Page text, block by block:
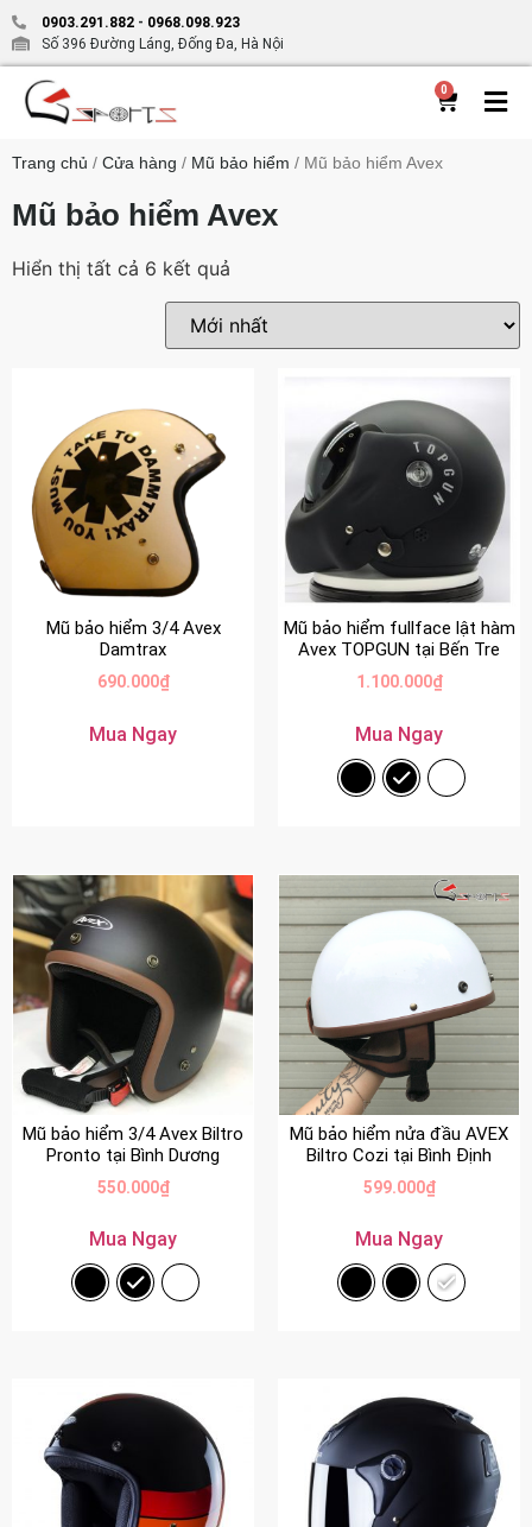
0903.291.882 - 0968.098.923
Số 396 Đường Láng, Đống Đa, Hà Nội
0
Trang chủ / Cửa hàng / Mũ bảo hiểm / Mũ bảo hiểm Avex
Mũ bảo hiểm Avex
Hiển thị tất cả 6 kết quả
Mũ bảo hiểm 3/4 Avex
Damtrax
690.000₫
Mua Ngay
Mũ bảo hiểm fullface lật hàm
Avex TOPGUN tại Bến Tre
1.100.000₫
Mua Ngay
Mũ bảo hiểm 3/4 Avex Biltro
Pronto tại Bình Dương
550.000₫
Mua Ngay
Mũ bảo hiểm nửa đầu AVEX
Biltro Cozi tại Bình Định
599.000₫
Mua Ngay